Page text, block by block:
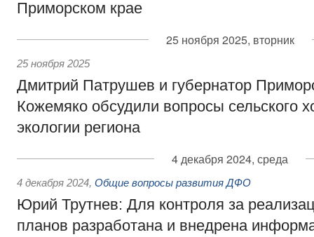
Приморском крае
25 ноября 2025, вторник
25 ноября 2025
Дмитрий Патрушев и губернатор
Кожемяко обсудили вопросы сельского
экологии региона
4 декабря 2024, среда
4 декабря 2024, Общие вопросы развития ДФО
Юрий Трутнев: Для контроля за
планов разработана и внедрена